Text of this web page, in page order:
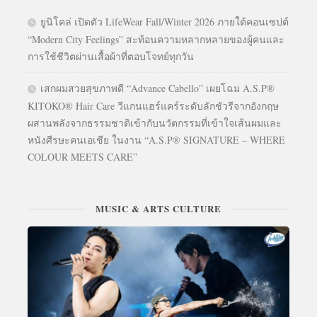
ยูนิโคล่ เปิดตัว LifeWear Fall/Winter 2026 ภายใต้คอนเซปต์
“Modern City Feelings” สะท้อนความหลากหลายของผู้คนและ
การใช้ชีวิตผ่านเสื้อผ้าที่ตอบโจทย์ทุกวัน
เสกผมสวยสุขภาพดี “Advance Cabello” เผยโฉม A.S.P®
KITOKO® Hair Care วีแกนแฮร์แคร์ระดับลักชัวรีจากอังกฤษ
ผสานพลังจากธรรมชาติเข้ากับนวัตกรรมที่เข้าใจเส้นผมและ
หนังศีรษะคนเอเชีย ในงาน “A.S.P® SIGNATURE – WHERE
COLOUR MEETS CARE”
MUSIC & ARTS CULTURE